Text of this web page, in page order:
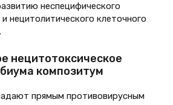
неспецифического
нецитолитического клеточного
нецитотоксическое
композитум
прямым противовирусным